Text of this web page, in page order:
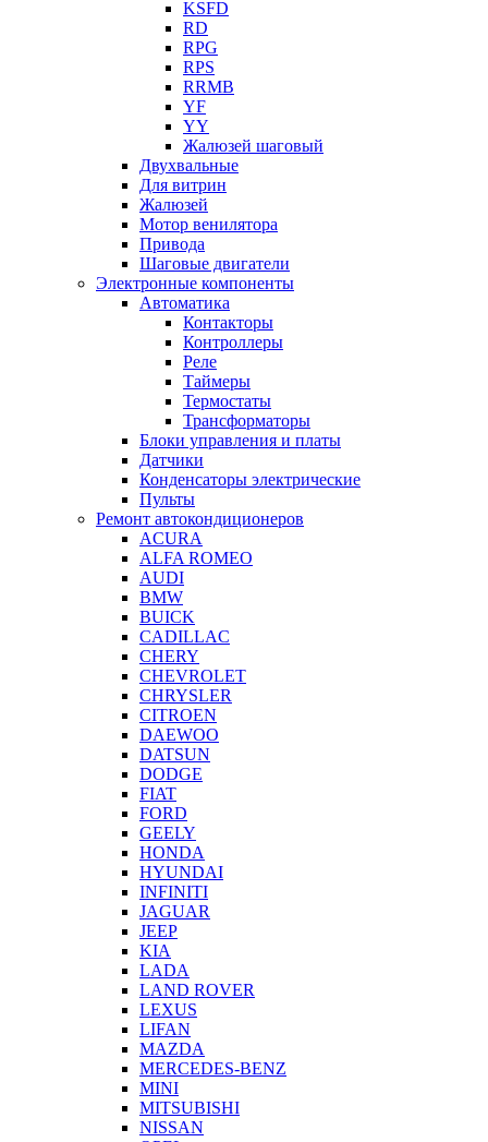
KSFD
RD
RPG
RPS
RRMB
YF
YY
Жалюзей шаговый
Двухвальные
Для витрин
Жалюзей
Мотор венилятора
Привода
Шаговые двигатели
Электронные компоненты
Автоматика
Контакторы
Контроллеры
Реле
Таймеры
Термостаты
Трансформаторы
Блоки управления и платы
Датчики
Конденсаторы электрические
Пульты
Ремонт автокондиционеров
ACURA
ALFA ROMEO
AUDI
BMW
BUICK
CADILLAC
CHERY
CHEVROLET
CHRYSLER
CITROEN
DAEWOO
DATSUN
DODGE
FIAT
FORD
GEELY
HONDA
HYUNDAI
INFINITI
JAGUAR
JEEP
KIA
LADA
LAND ROVER
LEXUS
LIFAN
MAZDA
MERCEDES-BENZ
MINI
MITSUBISHI
NISSAN